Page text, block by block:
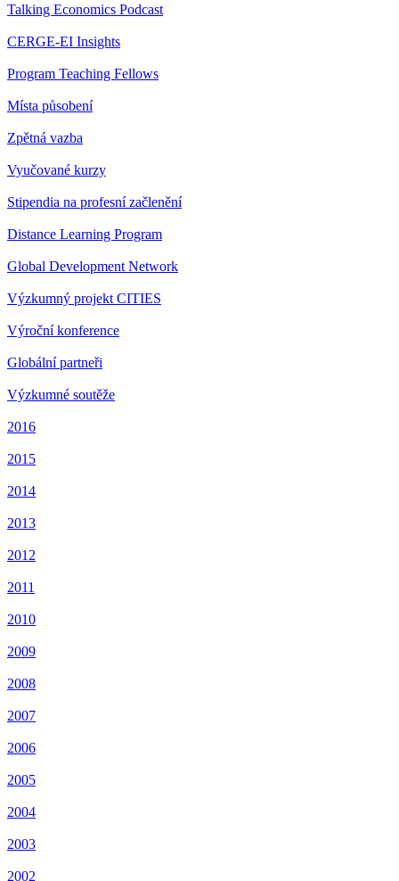
Talking Economics Podcast
CERGE-EI Insights
Program Teaching Fellows
Místa působení
Zpětná vazba
Vyučované kurzy
Stipendia na profesní začlenění
Distance Learning Program
Global Development Network
Výzkumný projekt CITIES
Výroční konference
Globální partneři
Výzkumné soutěže
2016
2015
2014
2013
2012
2011
2010
2009
2008
2007
2006
2005
2004
2003
2002